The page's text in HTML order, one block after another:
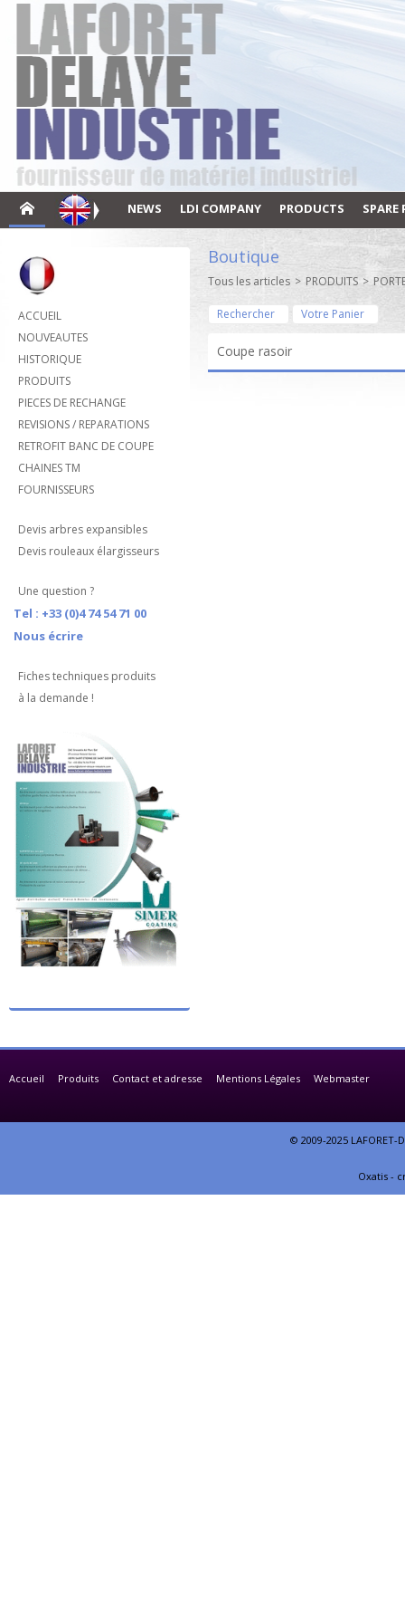
NEWS LDI COMPANY PRODUCTS SPARE
ACCUEIL
NOUVEAUTES
HISTORIQUE
PRODUITS
PIECES DE RECHANGE
REVISIONS / REPARATIONS
RETROFIT BANC DE COUPE
CHAINES TM
FOURNISSEURS
Devis arbres expansibles
Devis rouleaux élargisseurs
Une question ?
Tel : +33 (0)4 74 54 71 00
Nous écrire
Fiches techniques produits
à la demande !
Boutique
Tous les articles > PRODUITS >
Rechercher Votre Panier
Coupe rasoir
Accueil Produits Contact et adresse Mentions Légales Webmaster
© 2009-2025 LAFORET-
Oxatis -